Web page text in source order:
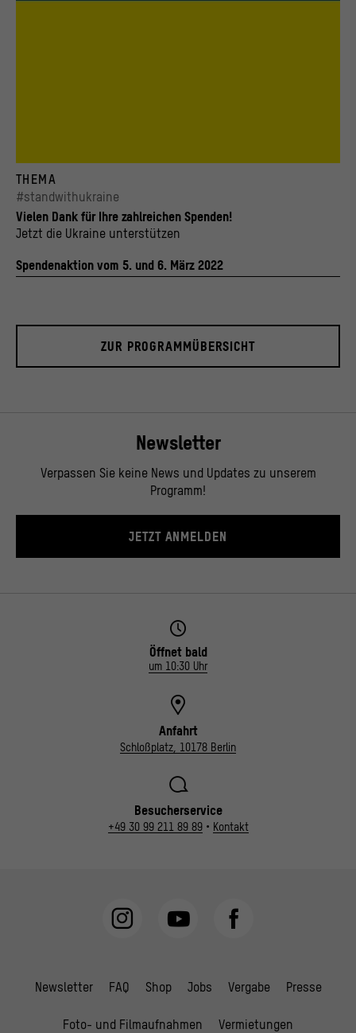
THEMA
#standwithukraine
Vielen Dank für Ihre zahlreichen Spenden!
Jetzt die Ukraine unterstützen
Spendenaktion vom 5. und 6. März 2022
ZUR PROGRAMMÜBERSICHT
Newsletter
Verpassen Sie keine News und Updates zu unserem
Programm!
JETZT ANMELDEN
Öffnet bald
um 10:30 Uhr
Anfahrt
Schloßplatz, 10178 Berlin
Besucherservice
+49 30 99 211 89 89• Kontakt
Newsletter FAQ Shop Jobs Vergabe Presse
Foto- und Filmaufnahmen Vermietungen